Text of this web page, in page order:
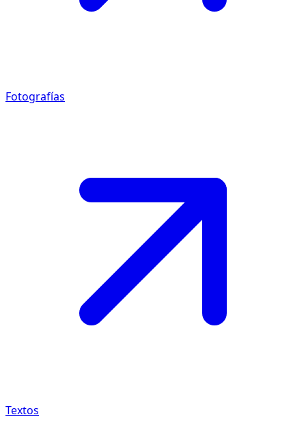
Fotografías
Textos